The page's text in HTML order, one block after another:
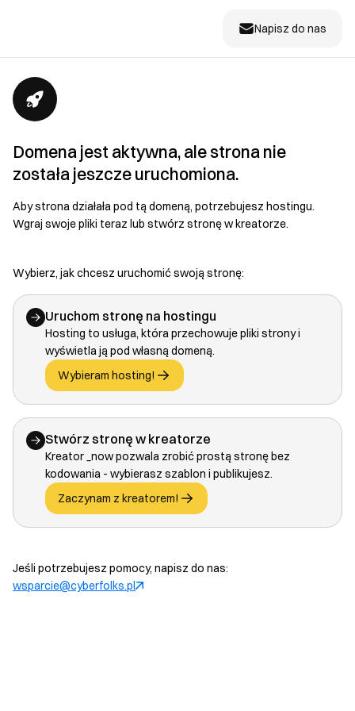
Napisz do nas
Domena jest aktywna, ale strona nie
została jeszcze uruchomiona.
Aby strona działała pod tą domeną, potrzebujesz hostingu.
Wgraj swoje pliki teraz lub stwórz stronę w kreatorze.
Wybierz, jak chcesz uruchomić swoją stronę:
Uruchom stronę na hostingu
Hosting to usługa, która przechowuje pliki strony i
wyświetla ją pod własną domeną.
Wybieram hosting!
Stwórz stronę w kreatorze
Kreator _now pozwala zrobić prostą stronę bez
kodowania - wybierasz szablon i publikujesz.
Zaczynam z kreatorem!
Jeśli potrzebujesz pomocy, napisz do nas:
wsparcie@cyberfolks.pl